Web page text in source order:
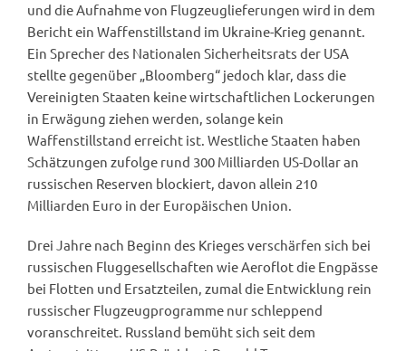
und die Aufnahme von Flugzeuglieferungen wird in dem
Bericht ein Waffenstillstand im Ukraine-Krieg genannt.
Ein Sprecher des Nationalen Sicherheitsrats der USA
stellte gegenüber „Bloomberg“ jedoch klar, dass die
Vereinigten Staaten keine wirtschaftlichen Lockerungen
in Erwägung ziehen werden, solange kein
Waffenstillstand erreicht ist. Westliche Staaten haben
Schätzungen zufolge rund 300 Milliarden US-Dollar an
russischen Reserven blockiert, davon allein 210
Milliarden Euro in der Europäischen Union.
Drei Jahre nach Beginn des Krieges verschärfen sich bei
russischen Fluggesellschaften wie Aeroflot die Engpässe
bei Flotten und Ersatzteilen, zumal die Entwicklung rein
russischer Flugzeugprogramme nur schleppend
voranschreitet. Russland bemüht sich seit dem